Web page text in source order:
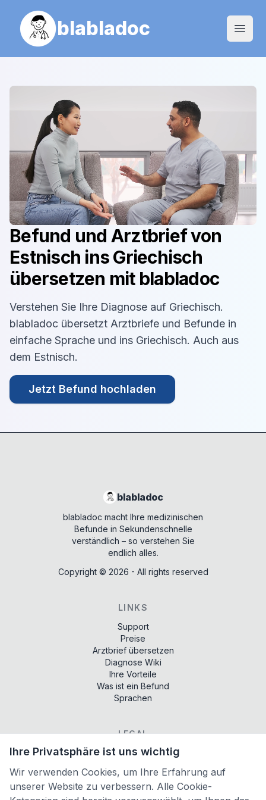
blabladoc Open
Befund und Arztbrief von
Estnisch insGriechisch
übersetzen mit blabladoc
Verstehen Sie Ihre Diagnose auf Griechisch.
blabladoc übersetzt Arztbriefe und Befunde in
einfache Sprache und ins Griechisch. Auch aus
dem Estnisch.
Jetzt Befund hochladen
blabladoc
blabladoc macht Ihre medizinischen
Befunde in Sekundenschnelle
verständlich – so verstehen Sie
endlich alles.
Copyright © 2026 - All rights reserved
LINKS
Support
Preise
Arztbrief übersetzen
Diagnose Wiki
Ihre Vorteile
Was ist ein Befund
Sprachen
LEGAL
Terms of services
Imprint
Cookie-Einstellungen
Ihre Privatsphäre ist uns wichtig
Wir verwenden Cookies, um Ihre Erfahrung auf
unserer Website zu verbessern. Alle Cookie-